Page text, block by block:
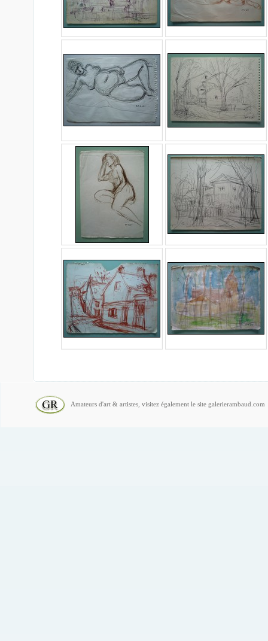
Amateurs d'art & artistes, visitez également le site galerierambaud.com